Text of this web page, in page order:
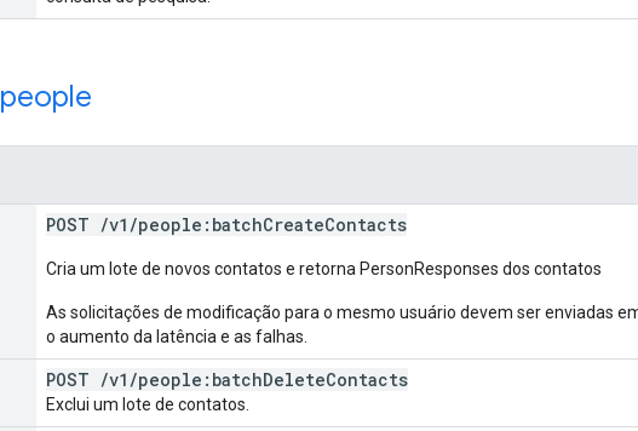
people
POST /v1 /people:batchCreateContacts
Cria um lote de novos contatos e retorna PersonResponses dos contatos
As solicitações de modificação para o mesmo usuário devem ser enviadas
o aumento da latência e as falhas.
POST /v1 /people:batchDeleteContacts
Exclui um lote de contatos.